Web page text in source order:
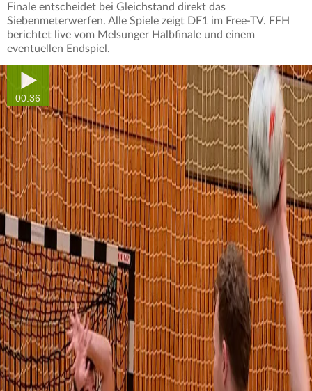
Finale entscheidet bei Gleichstand direkt das
Siebenmeterwerfen. Alle Spiele zeigt DF1 im Free-TV. FFH
berichtet live vom Melsunger Halbfinale und einem
eventuellen Endspiel.
00:36